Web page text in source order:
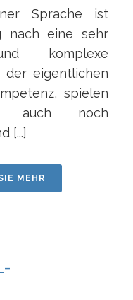
Sprache ist
nach eine sehr
komplexe
der eigentlichen
spielen
auch noch
[...]
MEHR